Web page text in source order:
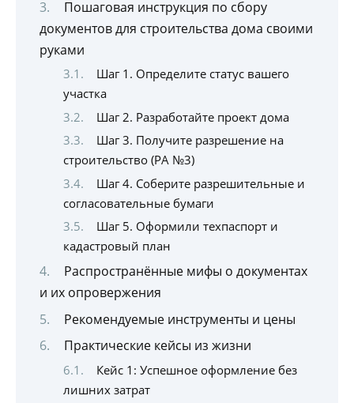
Пошаговая инструкция по сбору
документов для строительства дома своими
руками
Шаг 1. Определите статус вашего
участка
Шаг 2. Разработайте проект дома
Шаг 3. Получите разрешение на
строительство (РА №3)
Шаг 4. Соберите разрешительные и
согласовательные бумаги
Шаг 5. Оформили техпаспорт и
кадастровый план
Распространённые мифы о документах
и их опровержения
Рекомендуемые инструменты и цены
Практические кейсы из жизни
Кейс 1: Успешное оформление без
лишних затрат